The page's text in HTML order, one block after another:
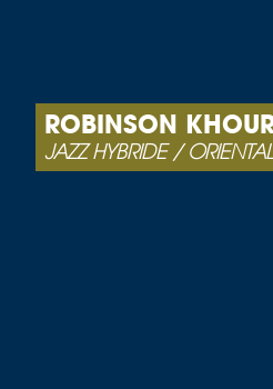
ROBINSON
JAZZ HYBRIDE /